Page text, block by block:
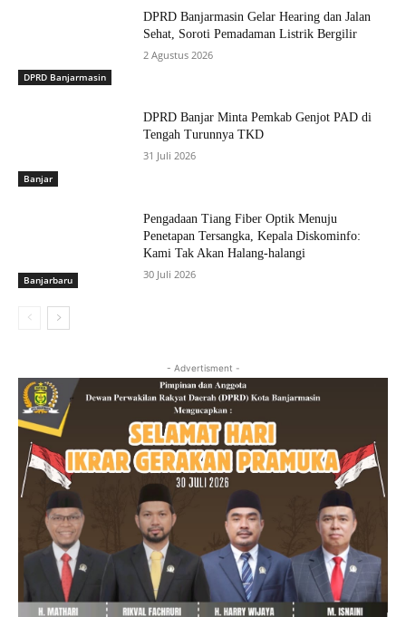
DPRD Banjarmasin
DPRD Banjarmasin Gelar Hearing dan Jalan
Sehat, Soroti Pemadaman Listrik Bergilir
2 Agustus 2026
Banjar
DPRD Banjar Minta Pemkab Genjot PAD di
Tengah Turunnya TKD
31 Juli 2026
Banjarbaru
Pengadaan Tiang Fiber Optik Menuju
Penetapan Tersangka, Kepala Diskominfo:
Kami Tak Akan Halang-halangi
30 Juli 2026
- Advertisment -